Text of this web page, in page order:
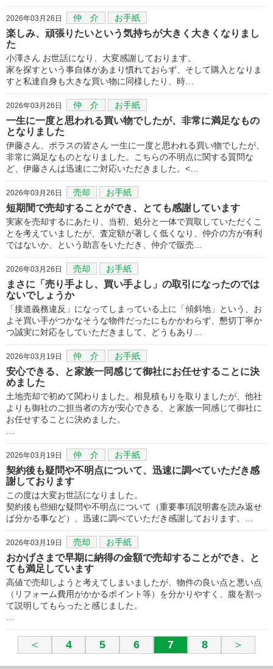
2026年03月26日 仲 介 お手紙
楽しみ、頑張りたいという気持ちが大きく大きくなりまし
た
小澤さん お世話になり、大変感謝しております。
家を探すという事自体があまり慣れておらず、そして購入となりま
すと私達自身も大きな買い物に同様したり、時…
2026年03月26日 仲 介 お手紙
一生に一度と思われる買い物でしたが、非常に満足なもの
となりました
伊藤さん、ポラスの皆さん 一生に一度と思われる買い物でしたが、
非常に満足なものとなりました。こちらの不明点に関する質問な
ど、伊藤さんは迅速にご対応いただきました。<…
2026年03月26日 売却 お手紙
短期間で売却することができ、とても感謝しています
実家を売却するにあたり、当初、処分と一体で買取していただくこ
とを考えていましたが、査定額が著しく低くなり、仲介の方が有利
ではないか、という助言をいただき、仲介で販売…
2026年03月26日 売却 お手紙
まさに「売り手よし、買い手よし」の取引になったのでは
ないでしょうか
「接道義務違反」になってしまっている上に「傾斜地」という、お
よそ買い手がつかなそうな物件だったにもかかわらず、懇切丁寧か
つ誠実に対応をしていただきまして、どうもあり…
2026年03月19日 仲 介 お手紙
安心できる、と家族一同感じて御社にお任せすることに決
めました
土地売却で初めて関わりました。相見積もりを取りましたが、他社
よりも御社のご担当者の方が安心できる、と家族一同感じて御社に
お任せすることに決めました。
2026年03月19日 仲 介 お手紙
契約後も疑問や不明点について、迅速に調べていただき感
謝しております
この度は大変お世話になりました。
契約後も些細な疑問や不明点について（重要事項説明書を読み返せ
ば分かる事など）、迅速に調べていただき感謝しております。…
2026年03月19日 売却 お手紙
おかげさまで早期に納得の金額で売却することができ、と
ても満足しています
高値で売却しようと考えてしまいましたが、物件の良い点と悪い点
（リフォーム費用がかかるポイント等）を分かりやすく、腹を割っ
て説明してもらったと感じました。
＜ 4 5 6 7 8 ＞